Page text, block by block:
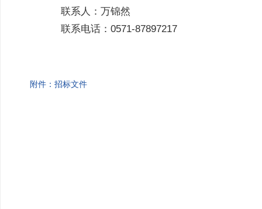
联系人：万锦然
联系电话：0571-87897217
附件：招标文件